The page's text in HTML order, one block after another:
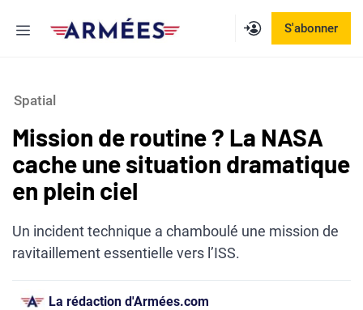
S'abonner
Menu
Spatial
Mission de routine ? La NASA
cache une situation dramatique
en plein ciel
Un incident technique a chamboulé une mission de
ravitaillement essentielle vers l’ISS.
La rédaction d'Armées.com